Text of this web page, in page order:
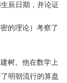
辰日期，并论证
的理论）考察了
树。他在数学上
明朝流行的算盘